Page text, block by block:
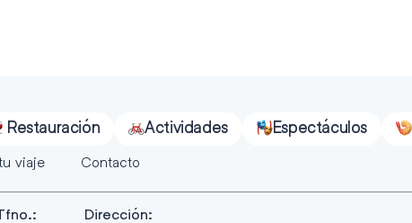
Restauración Actividades Espectáculos
viaje Contacto
Dirección: